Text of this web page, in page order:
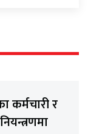
कर्मचारी र